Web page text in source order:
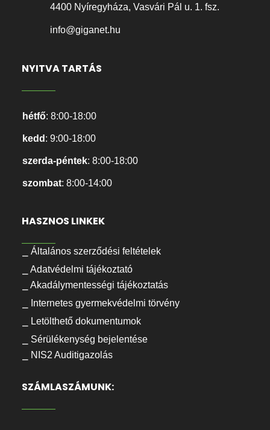
4400 Nyíregyháza, Vasvári Pál u. 1. fsz.
info@giganet.hu
NYITVA TARTÁS
hétfő: 8:00-18:00
kedd : 9:00-18:00
szerda-péntek: 8:00-18:00
szombat: 8:00-14:00
HASZNOS LINKEK
⎯ Általános szerződési feltételek
⎯ Adatvédelmi tájékoztató
⎯ Akadálymentességi tájékoztatás
⎯ Internetes gyermekvédelmi törvény
⎯ Letölthető dokumentumok
⎯ Sérülékenység bejelentése
⎯ NIS2 Auditigazolás
SZÁMLASZÁMUNK: